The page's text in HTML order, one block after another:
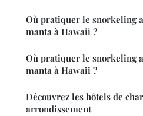
Où pratiquer le snorkeling
manta à Hawaii ?
Où pratiquer le snorkeling
manta à Hawaii ?
Découvrez les hôtels de
arrondissement